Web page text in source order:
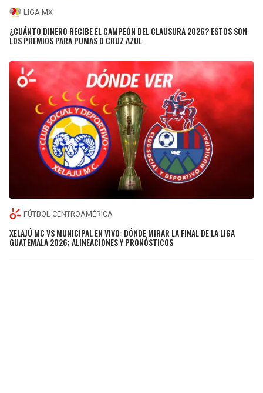
LIGA MX
¿CUÁNTO DINERO RECIBE EL CAMPEÓN DEL CLAUSURA 2026? ESTOS SON
LOS PREMIOS PARA PUMAS O CRUZ AZUL
FÚTBOL CENTROAMÉRICA
XELAJÚ MC VS MUNICIPAL EN VIVO: DÓNDE MIRAR LA FINAL DE LA LIGA
GUATEMALA 2026; ALINEACIONES Y PRONÓSTICOS